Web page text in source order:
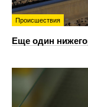
Происшествия
Еще один